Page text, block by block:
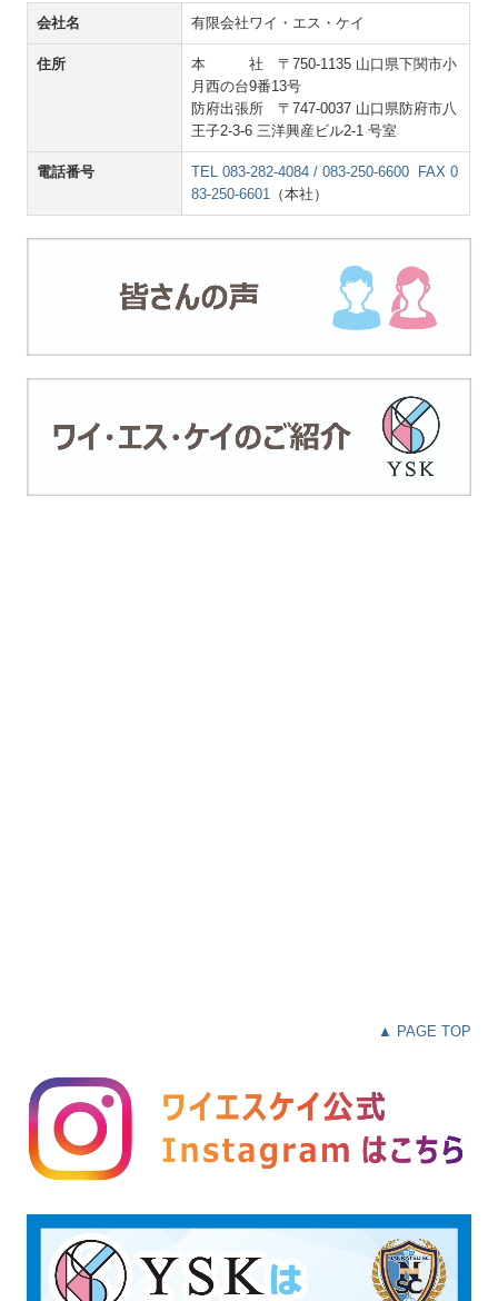
会社名 有限会社ワイ・エス・ケイ
住所
本 社 〒750-1135 山口県下関市小
月西の台9番13号
防府出張所 〒747-0037 山口県防府市八
王子2-3-6 三洋興産ビル2-1 号室
電話番号
TEL 083-282-4084 / 083-250-6600 FAX 0
83-250-6601
（本社）
▲ PAGE TOP